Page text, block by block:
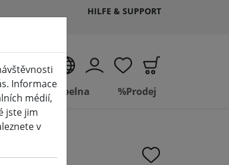
HILFE & SUPPORT
CS
Koupelna %Prodej
Informace
médií,
jste jim
v